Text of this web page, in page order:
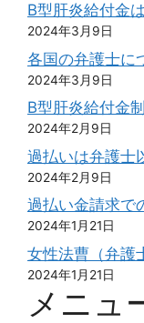
B型肝炎給付金
2024年3月9日
各国の弁護士に
2024年3月9日
B型肝炎給付金
2024年2月9日
過払いは弁護士
2024年2月9日
過払い金請求で
2024年1月21日
女性法曹（弁護
2024年1月21日
メニュ